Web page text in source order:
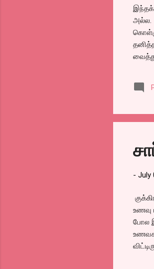
இந்தக்
அல்ல.
- July
உணவு
போல